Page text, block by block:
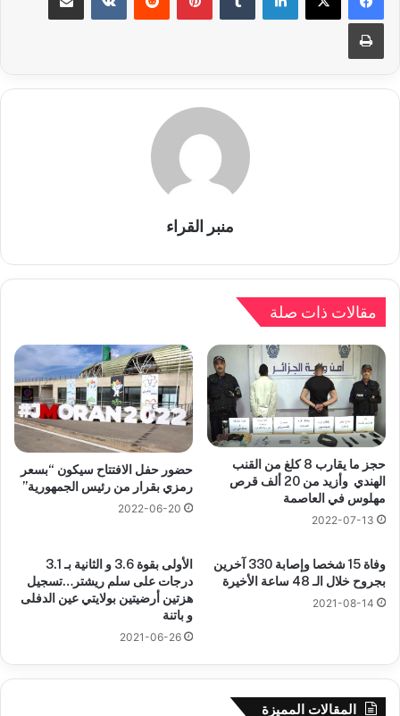
طباعة
منبر القراء
مقالات ذات صلة
حجز ما يقارب 8 كلغ من القنب
الهندي وأزيد من 20 ألف قرص
مهلوس في العاصمة
2022-07-13
حضور حفل الافتتاح سيكون “بسعر
رمزي بقرار من رئيس الجمهورية”
2022-06-20
وفاة 15 شخصا وإصابة 330 آخرين
بجروح خلال الـ 48 ساعة الأخيرة
2021-08-14
الأولى بقوة 3.6 و الثانية بـ 3.1
درجات على سلم ريشتر…تسجيل
هزتين أرضيتين بولايتي عين الدفلى
و باتنة
2021-06-26
المقالات المميزة